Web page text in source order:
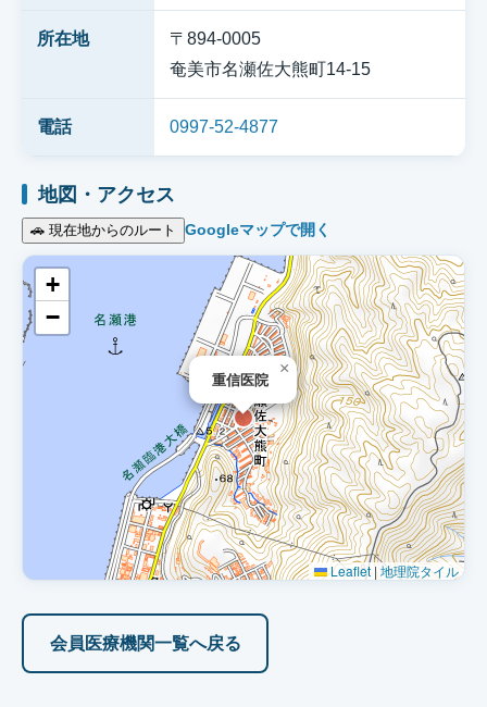
所在地
〒894-0005
奄美市名瀬佐大熊町14-15
電話 0997-52-4877
地図・アクセス
🚗 現在地からのルート Googleマップで開く
重信医院
×
+
−
Leaflet|地理院タイル
会員医療機関一覧へ戻る